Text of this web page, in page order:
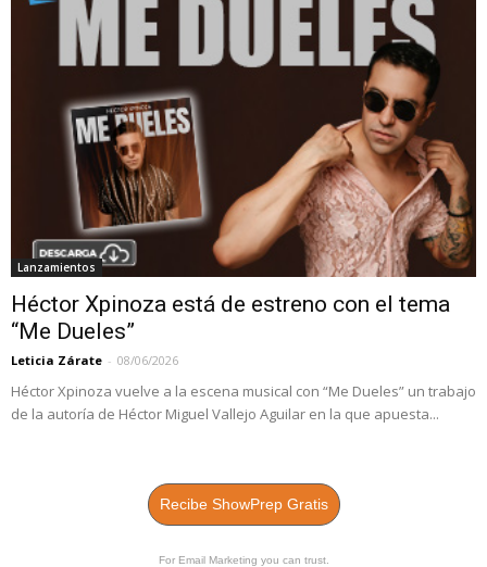
Lanzamientos
Héctor Xpinoza está de estreno con el tema
“Me Dueles”
Leticia Zárate - 08/06/2026
Héctor Xpinoza vuelve a la escena musical con “Me Dueles” un trabajo
de la autoría de Héctor Miguel Vallejo Aguilar en la que apuesta...
Recibe ShowPrep Gratis
For Email Marketing you can trust.